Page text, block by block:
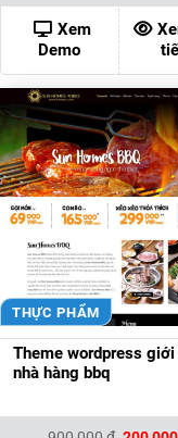
là:
Xem
Demo
THỰC PHẨM
Theme wordpress
nhà hàng bbq